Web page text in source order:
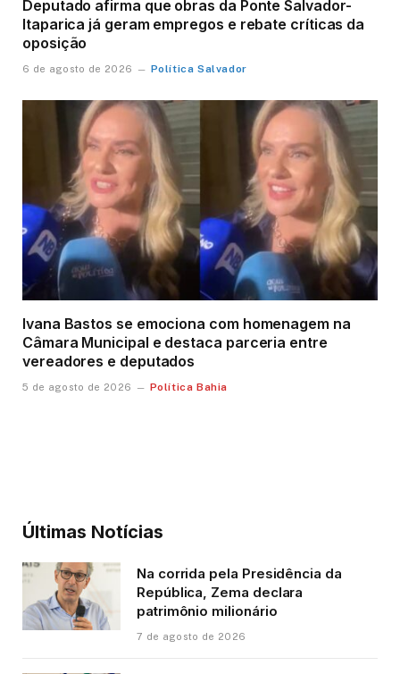
Deputado afirma que obras da Ponte Salvador-
Itaparica já geram empregos e rebate críticas da
oposição
6 de agosto de 2026 Política Salvador
Ivana Bastos se emociona com homenagem na
Câmara Municipal e destaca parceria entre
vereadores e deputados
5 de agosto de 2026 Política Bahia
Últimas Notícias
Na corrida pela Presidência da
República, Zema declara
patrimônio milionário
7 de agosto de 2026